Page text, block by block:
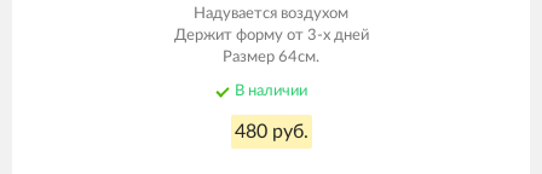
Надувается воздухом
Держит форму от 3-х дней
Размер 64см.
В наличии
480 руб.